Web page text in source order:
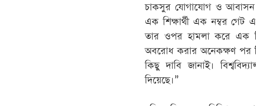
চাকসুর যোগাযোগ ও আবাসন
এক শিক্ষার্থী এক নম্বর গেট
তার ওপর হামলা করে এক
অবরোধ করার অনেকক্ষণ পর
কিছু দাবি জানাই।
দিয়েছে।”